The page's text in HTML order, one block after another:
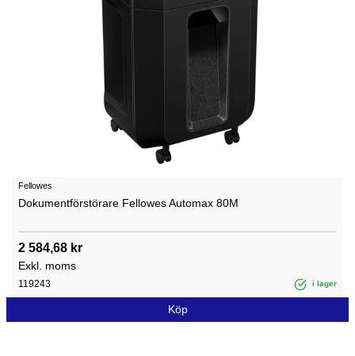
Fellowes
Dokumentförstörare Fellowes Automax 80M
2 584,68 kr
Exkl. moms
119243 i lager
Köp